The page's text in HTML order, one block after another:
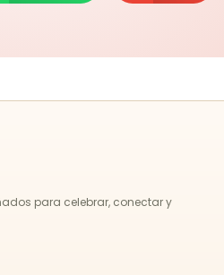
para celebrar, conectar y